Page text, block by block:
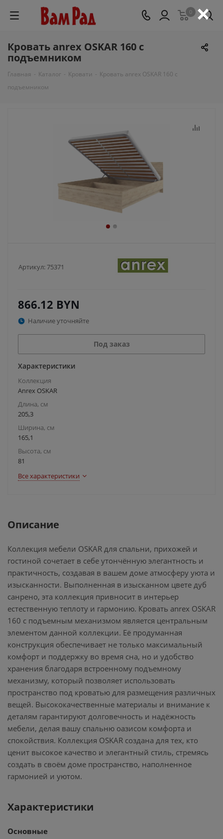
0
Кровать anrex OSKAR 160 с
подъемником
Главная - Каталог - Кровати - Кровать anrex OSKAR 160 с
подъемником
Артикул:75371
866.12 BYN
Наличие уточняйте
Под заказ
Характеристики
Коллекция
Anrex OSKAR
Длина, см
205,3
Ширина, см
165,1
Высота, см
81
Все характеристики
Описание
Коллекция мебели OSKAR для спальни, прихожей и
гостиной сочетает в себе утончённую элегантность и
практичность, создавая в вашем доме атмосферу уюта и
изысканности. Выполненная в изысканном цвете дуб
санрено, эта коллекция привносит в интерьер
естественную теплоту и гармонию. Кровать anrex OSKAR
160 с подъемным механизмом является центральным
элементом данной коллекции. Её продуманная
конструкция обеспечивает не только максимальный
комфорт и поддержку во время сна, но и удобство
хранения благодаря встроенному подъемному
механизму, который позволяет использовать
пространство под кроватью для размещения различных
вещей. Высококачественные материалы и внимание к
деталям гарантируют долговечность и надёжность
мебели, делая вашу спальню оазисом комфорта и
спокойствия. Коллекция OSKAR создана для тех, кто
ценит высокое качество и элегантный стиль, стремясь
создать в своём доме пространство, наполненное
гармонией и уютом.
Характеристики
Основные
×